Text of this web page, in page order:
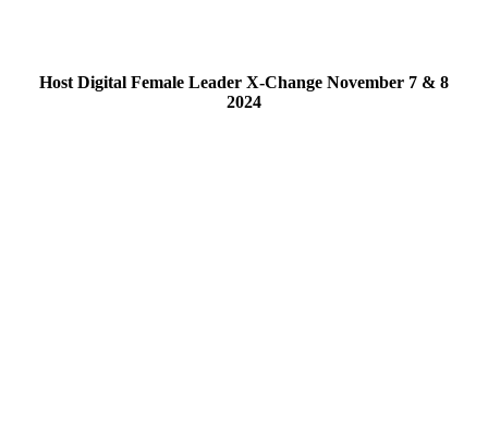
Host Digital Female Leader X-Change November 7 & 8
2024